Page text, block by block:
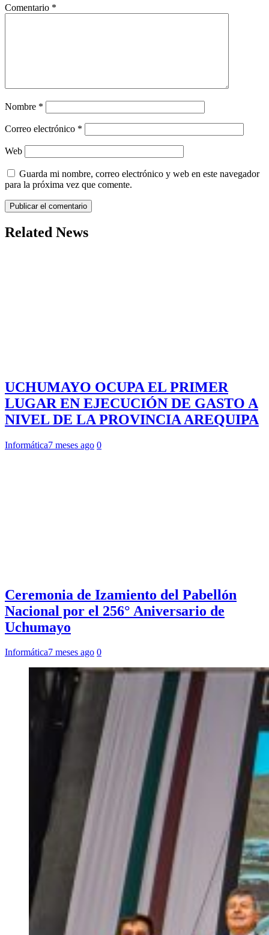
Comentario *
Nombre *
Correo electrónico *
Web
Guarda mi nombre, correo electrónico y web en este navegador
para la próxima vez que comente.
Related News
UCHUMAYO OCUPA EL PRIMER
LUGAR EN EJECUCIÓN DE GASTO A
NIVEL DE LA PROVINCIA AREQUIPA
Informática7 meses ago 0
Ceremonia de Izamiento del Pabellón
Nacional por el 256° Aniversario de
Uchumayo
Informática7 meses ago 0